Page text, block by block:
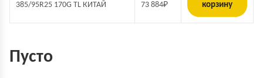
385/95R25 170G TL КИТАЙ
73 884₽
корзину
Пусто